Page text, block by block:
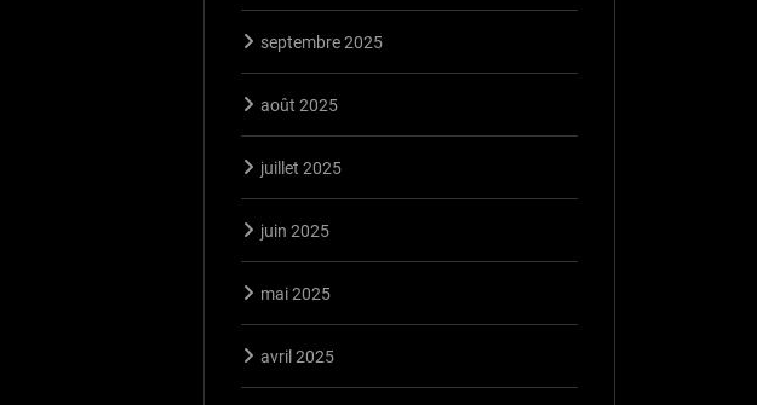
septembre 2025
août 2025
juillet 2025
juin 2025
mai 2025
avril 2025